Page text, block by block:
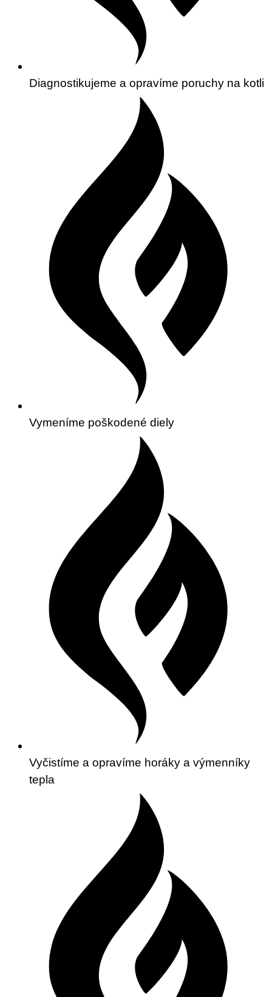
Diagnostikujeme a opravíme poruchy na kotli
Vymeníme poškodené diely
Vyčistíme a opravíme horáky a výmenníky
tepla